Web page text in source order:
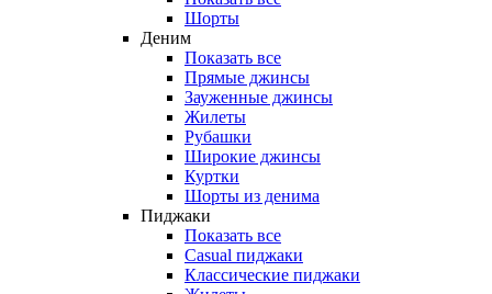
Шорты
Деним
Показать все
Прямые джинсы
Зауженные джинсы
Жилеты
Рубашки
Широкие джинсы
Куртки
Шорты из денима
Пиджаки
Показать все
Casual пиджаки
Классические пиджаки